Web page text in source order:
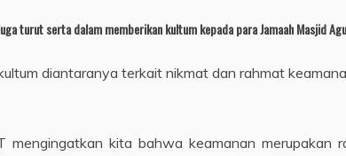
turut serta dalam memberikan kultum kepada para Jamaah Masjid
diantaranya terkait nikmat dan rahmat
kita bahwa keamanan merupakan